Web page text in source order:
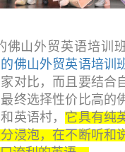
山外贸英语培训班
佛山外贸英语培训
对比，而且要结合
终选择性价比高的
英语村， 它具有纯
浸泡，在不断听和